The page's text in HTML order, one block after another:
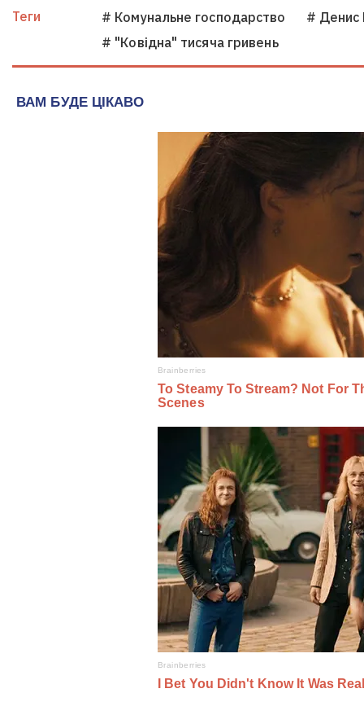
Теги # Комунальне господарство
# Денис
# "Ковідна" тисяча гривень